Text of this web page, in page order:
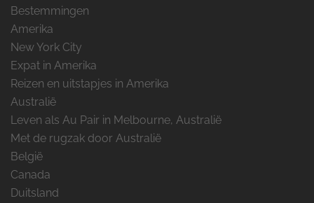
Bestemmingen
Amerika
New York City
Expat in Amerika
Reizen en uitstapjes in Amerika
Australië
Leven als Au Pair in Melbourne, Australië
Met de rugzak door Australië
België
Canada
Duitsland